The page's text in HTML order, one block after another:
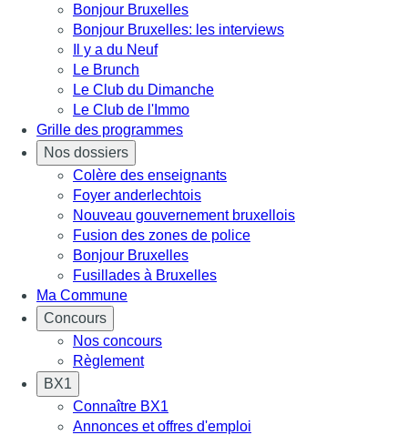
Bonjour Bruxelles
Bonjour Bruxelles: les interviews
Il y a du Neuf
Le Brunch
Le Club du Dimanche
Le Club de l'Immo
Grille des programmes
Nos dossiers
Colère des enseignants
Foyer anderlechtois
Nouveau gouvernement bruxellois
Fusion des zones de police
Bonjour Bruxelles
Fusillades à Bruxelles
Ma Commune
Concours
Nos concours
Règlement
BX1
Connaître BX1
Annonces et offres d'emploi